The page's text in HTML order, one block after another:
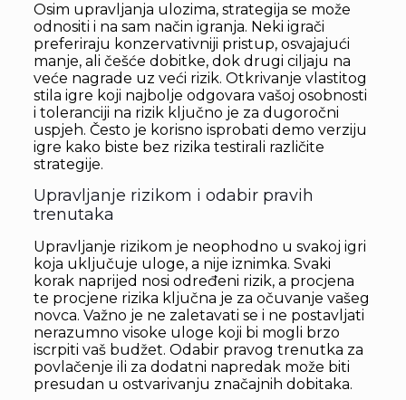
Osim upravljanja ulozima, strategija se može
odnositi i na sam način igranja. Neki igrači
preferiraju konzervativniji pristup, osvajajući
manje, ali češće dobitke, dok drugi ciljaju na
veće nagrade uz veći rizik. Otkrivanje vlastitog
stila igre koji najbolje odgovara vašoj osobnosti
i toleranciji na rizik ključno je za dugoročni
uspjeh. Često je korisno isprobati demo verziju
igre kako biste bez rizika testirali različite
strategije.
Upravljanje rizikom i odabir pravih
trenutaka
Upravljanje rizikom je neophodno u svakoj igri
koja uključuje uloge, a nije iznimka. Svaki
korak naprijed nosi određeni rizik, a procjena
te procjene rizika ključna je za očuvanje vašeg
novca. Važno je ne zaletavati se i ne postavljati
nerazumno visoke uloge koji bi mogli brzo
iscrpiti vaš budžet. Odabir pravog trenutka za
povlačenje ili za dodatni napredak može biti
presudan u ostvarivanju značajnih dobitaka.